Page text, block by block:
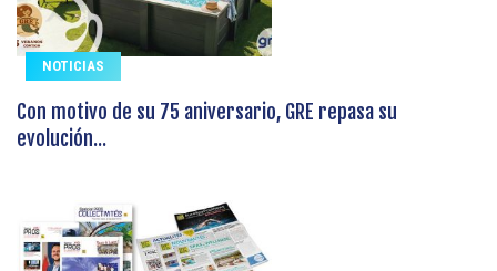
NOTICIAS
Con motivo de su 75 aniversario, GRE repasa su
evolución...